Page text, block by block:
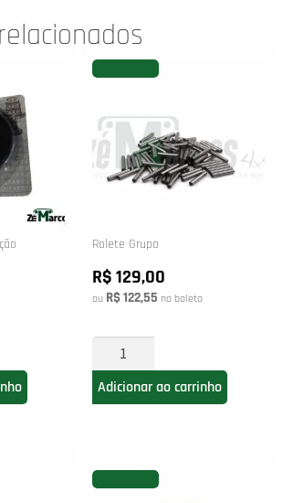
Rolete Grupo
R$ 129,00
ou R$ 122,55 no boleto
Adicionar ao carrinho